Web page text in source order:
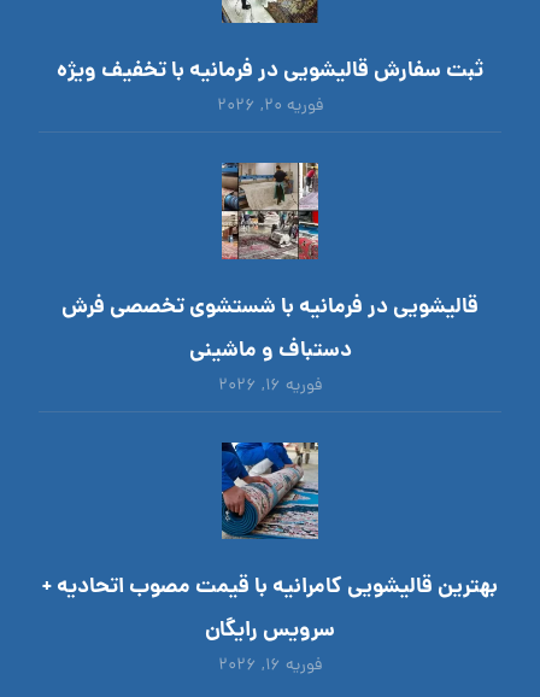
ثبت سفارش قالیشویی در فرمانیه با تخفیف ویژه
فوریه ۲۰, ۲۰۲۶
قالیشویی در فرمانیه با شستشوی تخصصی فرش
دستباف و ماشینی
فوریه ۱۶, ۲۰۲۶
بهترین قالیشویی کامرانیه با قیمت مصوب اتحادیه +
سرویس رایگان
فوریه ۱۶, ۲۰۲۶